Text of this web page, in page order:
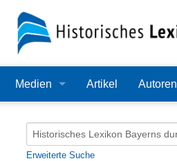
Medien
Audio
Artikel Autoren
Erweiterte Suche